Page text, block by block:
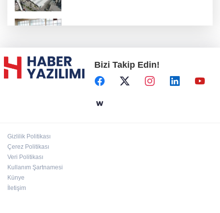
Başkent'in göletlerinde temizlik ve bakım
sürüyor
Bizi Takip Edin!
Gizlilik Politikası
Çerez Politikası
Veri Politikası
Kullanım Şartnamesi
Künye
İletişim